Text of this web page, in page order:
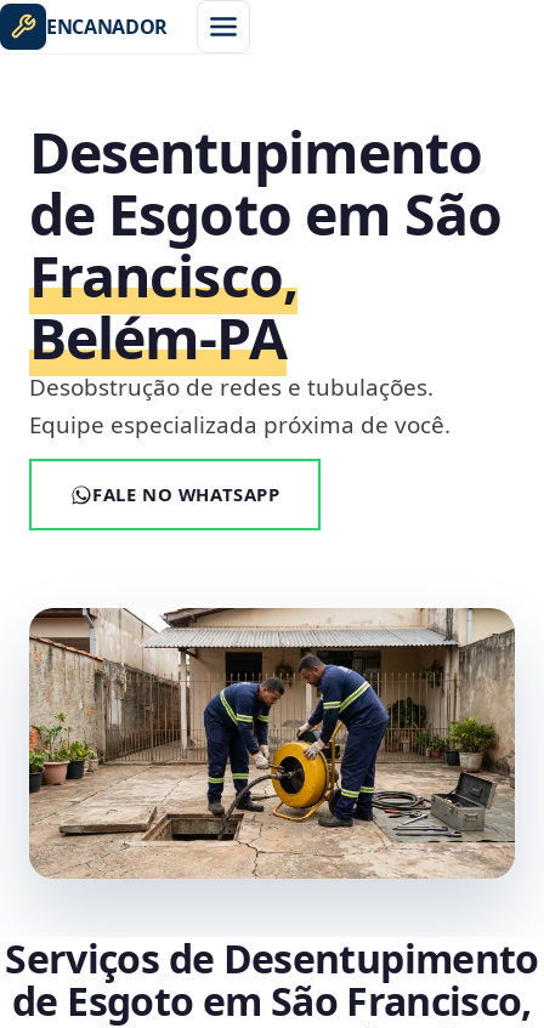
ENCANADOR
Desentupimento
de Esgoto em São
Francisco,
Belém‑PA
Desobstrução de redes e tubulações.
Equipe especializada próxima de você.
FALE NO WHATSAPP
Serviços de Desentupimento
de Esgoto em São Francisco,